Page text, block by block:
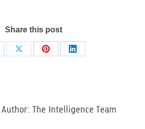
Share this post
Share
Share
Share
Author: The Intelligence Team